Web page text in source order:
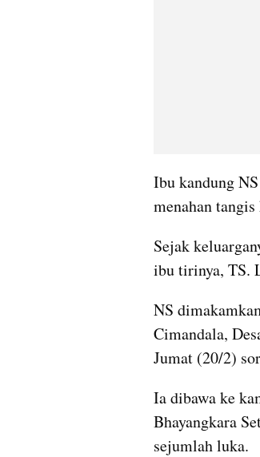
Ibu kandung
menahan
Sejak
ibu tirinya, TS.
NS
Cimandala,
Jumat (20/2)
Ia dibawa ke
Bhayangkara
sejumlah luka.